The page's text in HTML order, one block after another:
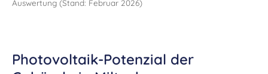
Auswertung (Stand: Februar 2026)
Photovoltaik-Potenzial der